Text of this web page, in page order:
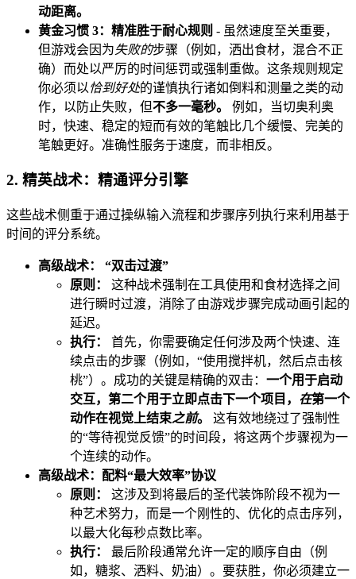
动距离。
黄金习惯 3：精准胜于耐心规则 - 虽然速度至关重要，
但游戏会因为失败的步骤（例如，洒出食材，混合不正
确）而处以严厉的时间惩罚或强制重做。这条规则规定
你必须以恰到好处的谨慎执行诸如倒料和测量之类的动
作，以防止失败，但不多一毫秒。
例如，当切奥利奥
时，快速、稳定的短而有效的笔触比几个缓慢、完美的
笔触更好。准确性服务于速度，而非相反。
2. 精英战术：精通评分引擎
这些战术侧重于通过操纵输入流程和步骤序列执行来利用基于
时间的评分系统。
高级战术： “双击过渡”
原则：
这种战术强制在工具使用和食材选择之间
进行瞬时过渡，消除了由游戏步骤完成动画引起的
延迟。
执行：
首先，你需要确定任何涉及两个快速、连
续点击的步骤（例如，“使用搅拌机，然后点击核
桃”）。成功的关键是精确的双击： 一个用于启动
交互，第二个用于立即点击下一个项目， 在第一个
动作在视觉上结束之前。
这有效地绕过了强制性
的“等待视觉反馈”的时间段，将这两个步骤视为一
个连续的动作。
高级战术：配料“最大效率”协议
原则：
这涉及到将最后的圣代装饰阶段不视为一
种艺术努力，而是一个刚性的、优化的点击序列，
以最大化每秒点数比率。
执行：
最后阶段通常允许一定的顺序自由（例
如，糖浆、洒料、奶油）。要获胜，你必须建立一